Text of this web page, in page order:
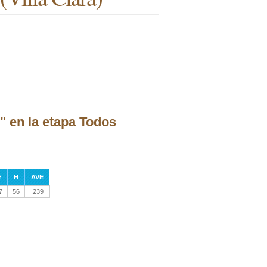
en la etapa Todos
H
AVE
56 .239